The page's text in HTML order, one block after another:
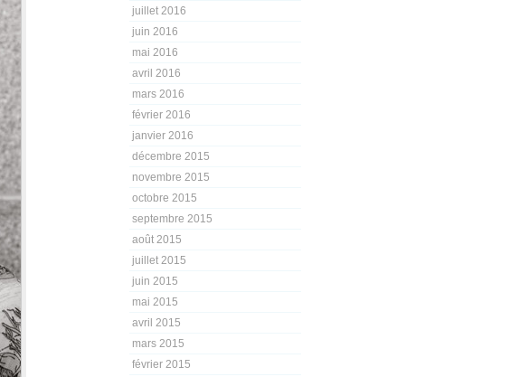
juillet 2016
juin 2016
mai 2016
avril 2016
mars 2016
février 2016
janvier 2016
décembre 2015
novembre 2015
octobre 2015
septembre 2015
août 2015
juillet 2015
juin 2015
mai 2015
avril 2015
mars 2015
février 2015